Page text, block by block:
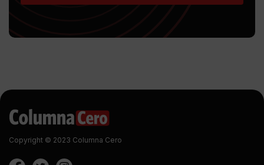
Copyright © 2023 Columna Cero